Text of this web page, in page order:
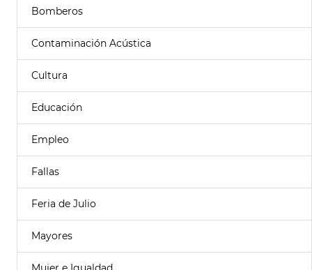
Bomberos
Contaminación Acústica
Cultura
Educación
Empleo
Fallas
Feria de Julio
Mayores